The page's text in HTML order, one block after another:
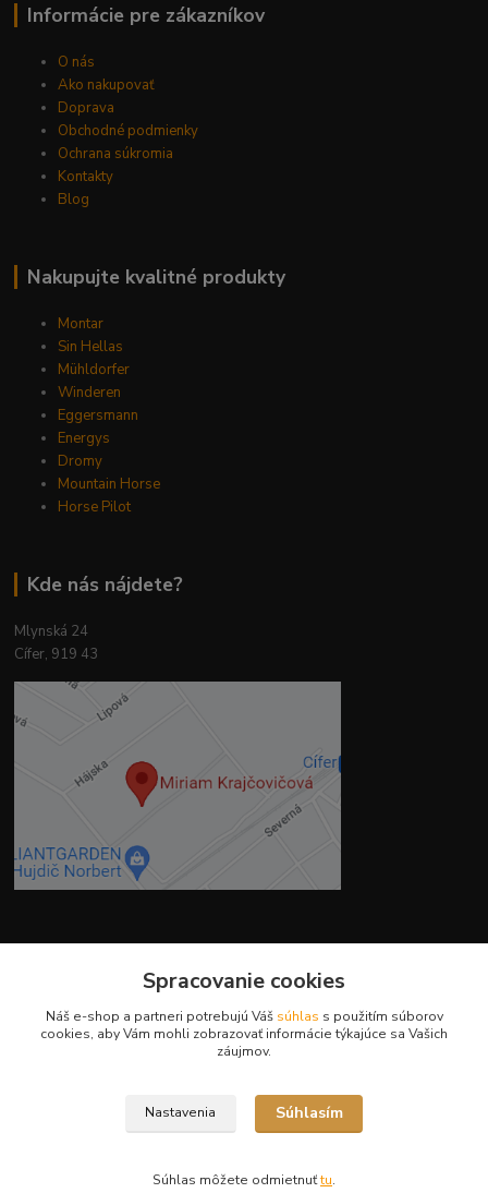
Informácie pre zákazníkov
O nás
Ako nakupovať
Doprava
Obchodné podmienky
Ochrana súkromia
Kontakty
Blog
Nakupujte kvalitné produkty
Montar
Sin Hellas
Mühldorfer
Winderen
Eggersmann
Energys
Dromy
Mountain Horse
Horse Pilot
Kde nás nájdete?
Mlynská 24
Cífer, 919 43
+421 944 394 715
(Po-Pia, 8-17 hod.)
info@krmivamirima.sk
Spracovanie cookies
Náš e-shop a partneri potrebujú Váš súhlas s použitím súborov
cookies, aby Vám mohli zobrazovať informácie týkajúce sa Vašich
záujmov.
Nastavenia Súhlasím
Súhlas môžete odmietnuťtu.